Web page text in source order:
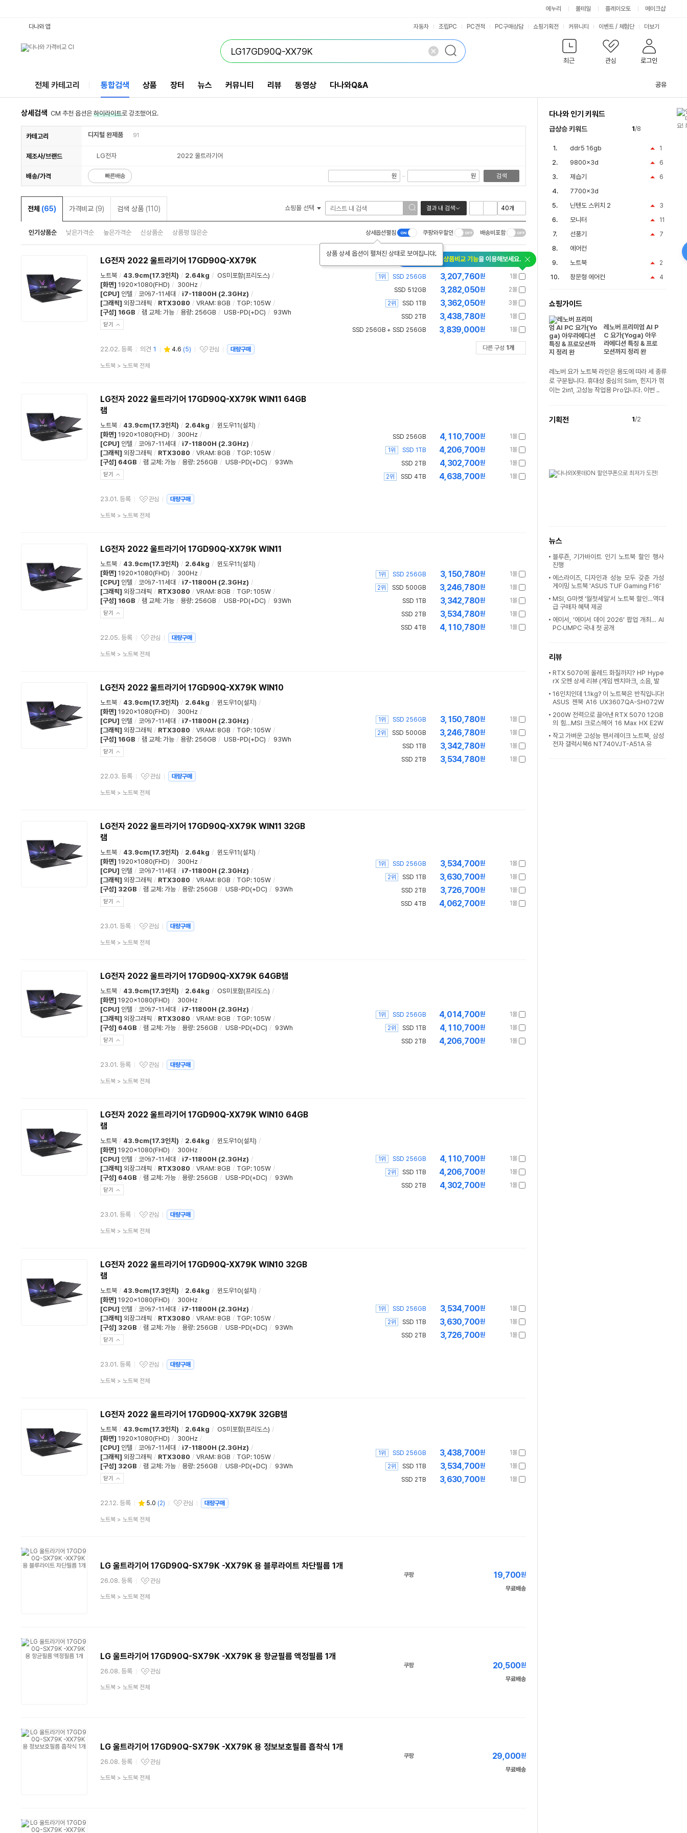
에누리 몰테일 플레이오토 메이크샵
최근 관심 로그인
다나와 앱 자동차 조립PC PC견적 PC구매상담 쇼핑기획전 커뮤니티 이벤트 / 체험단 더보기
전체 카테고리 통합검색 상품 장터 뉴스 커뮤니티 리뷰 동영상 다나와Q&A 공유
상세검색 CM 추천 옵션은 하이라이트로 강조했어요.
카테고리 디지털 완제품 91
제조사/브랜드 LG전자 2022 울트라기어
배송/가격 빠른배송 원 ~ 원 검색
전체 (65) 가격비교 (9) 검색 상품 (110) 쇼핑몰 선택 결과 내 검색
인기상품순 낮은가격순 높은가격순 신상품순 상품평 많은순 상세옵션펼침
상품 상세 옵션이 펼쳐진 상태로 보여집니다.
쿠팡와우할인 배송비포함
LG전자 2022 울트라기어 17GD90Q-XX79K
노트북 / 43.9cm(17.3인치) / 2.64kg / OS미포함(프리도스) /
[화면] 1920x1080(FHD) / 300Hz /
[CPU] 인텔 / 코어i7-11세대 / i7-11800H (2.3GHz) /
[그래픽] 외장그래픽 / RTX3080 / VRAM: 8GB / TGP: 105W /
[구성] 16GB / 램 교체 : 가능 / 용량: 256GB / USB-PD(+DC) / 93Wh
닫기
22.02. 등록 의견 1 4.6 (5)
관심상품
관심 대량구매
상
노트북> 노트북 전체
New 새로워진 상품비교 기능을 이용해보세요.
1몰
3,207,760원
1위
SSD 256GB
2몰
3,282,050원
SSD 512GB
3몰
3,362,050원
2위
SSD 1TB
1몰
3,438,780원
SSD 2TB
1몰
3,839,000원
SSD 256GB + SSD 256GB
다른 구성 1 개
LG전자 2022 울트라기어 17GD90Q-XX79K WIN11 64GB
램
노트북 / 43.9cm(17.3인치) / 2.64kg / 윈도우11(설치) /
[화면] 1920x1080(FHD) / 300Hz /
[CPU] 인텔 / 코어i7-11세대 / i7-11800H (2.3GHz) /
[그래픽] 외장그래픽 / RTX3080 / VRAM: 8GB / TGP: 105W /
[구성] 64GB / 램 교체 : 가능 / 용량: 256GB / USB-PD(+DC) / 93Wh
닫기
23.01. 등록
관심상품
관심 대량구매
상
노트북> 노트북 전체
1몰
4,110,700원
SSD 256GB
1몰
4,206,700원
1위
SSD 1TB
1몰
4,302,700원
SSD 2TB
1몰
4,638,700원
2위 SSD 4TB
LG전자 2022 울트라기어 17GD90Q-XX79K WIN11
노트북 / 43.9cm(17.3인치) / 2.64kg / 윈도우11(설치) /
[화면] 1920x1080(FHD) / 300Hz /
[CPU] 인텔 / 코어i7-11세대 / i7-11800H (2.3GHz) /
[그래픽] 외장그래픽 / RTX3080 / VRAM: 8GB / TGP: 105W /
[구성] 16GB / 램 교체 : 가능 / 용량: 256GB / USB-PD(+DC) / 93Wh
닫기
22.05. 등록
관심상품
관심 대량구매
상
노트북> 노트북 전체
1몰
3,150,780원
1위
SSD 256GB
1몰
3,246,780원
2위
SSD 500GB
1몰
3,342,780원
SSD 1TB
1몰
3,534,780원
SSD 2TB
1몰
4,110,780원
SSD 4TB
LG전자 2022 울트라기어 17GD90Q-XX79K WIN10
노트북 / 43.9cm(17.3인치) / 2.64kg / 윈도우10(설치) /
[화면] 1920x1080(FHD) / 300Hz /
[CPU] 인텔 / 코어i7-11세대 / i7-11800H (2.3GHz) /
[그래픽] 외장그래픽 / RTX3080 / VRAM: 8GB / TGP: 105W /
[구성] 16GB / 램 교체 : 가능 / 용량: 256GB / USB-PD(+DC) / 93Wh
닫기
22.03. 등록
관심상품
관심 대량구매
상
노트북> 노트북 전체
1몰
3,150,780원
1위
SSD 256GB
1몰
3,246,780원
2위
SSD 500GB
1몰
3,342,780원
SSD 1TB
1몰
3,534,780원
SSD 2TB
LG전자 2022 울트라기어 17GD90Q-XX79K WIN11 32GB
램
노트북 / 43.9cm(17.3인치) / 2.64kg / 윈도우11(설치) /
[화면] 1920x1080(FHD) / 300Hz /
[CPU] 인텔 / 코어i7-11세대 / i7-11800H (2.3GHz) /
[그래픽] 외장그래픽 / RTX3080 / VRAM: 8GB / TGP: 105W /
[구성] 32GB / 램 교체 : 가능 / 용량: 256GB / USB-PD(+DC) / 93Wh
닫기
23.01. 등록
관심상품
관심 대량구매
상
노트북> 노트북 전체
1몰
3,534,700원
1위
SSD 256GB
1몰
3,630,700원
2위
SSD 1TB
1몰
3,726,700원
SSD 2TB
1몰
4,062,700원
SSD 4TB
LG전자 2022 울트라기어 17GD90Q-XX79K 64GB램
노트북 / 43.9cm(17.3인치) / 2.64kg / OS미포함(프리도스) /
[화면] 1920x1080(FHD) / 300Hz /
[CPU] 인텔 / 코어i7-11세대 / i7-11800H (2.3GHz) /
[그래픽] 외장그래픽 / RTX3080 / VRAM: 8GB / TGP: 105W /
[구성] 64GB / 램 교체 : 가능 / 용량: 256GB / USB-PD(+DC) / 93Wh
닫기
23.01. 등록
관심상품
관심 대량구매
상
노트북> 노트북 전체
1몰
4,014,700원
1위
SSD 256GB
1몰
4,110,700원
2위
SSD 1TB
1몰
4,206,700원
SSD 2TB
LG전자 2022 울트라기어 17GD90Q-XX79K WIN10 64GB
램
노트북 / 43.9cm(17.3인치) / 2.64kg / 윈도우10(설치) /
[화면] 1920x1080(FHD) / 300Hz /
[CPU] 인텔 / 코어i7-11세대 / i7-11800H (2.3GHz) /
[그래픽] 외장그래픽 / RTX3080 / VRAM: 8GB / TGP: 105W /
[구성] 64GB / 램 교체 : 가능 / 용량: 256GB / USB-PD(+DC) / 93Wh
닫기
23.01. 등록
관심상품
관심 대량구매
상
노트북> 노트북 전체
1몰
4,110,700원
1위
SSD 256GB
1몰
4,206,700원
2위
SSD 1TB
1몰
4,302,700원
SSD 2TB
LG전자 2022 울트라기어 17GD90Q-XX79K WIN10 32GB
램
노트북 / 43.9cm(17.3인치) / 2.64kg / 윈도우10(설치) /
[화면] 1920x1080(FHD) / 300Hz /
[CPU] 인텔 / 코어i7-11세대 / i7-11800H (2.3GHz) /
[그래픽] 외장그래픽 / RTX3080 / VRAM: 8GB / TGP: 105W /
[구성] 32GB / 램 교체 : 가능 / 용량: 256GB / USB-PD(+DC) / 93Wh
닫기
23.01. 등록
관심상품
관심 대량구매
상
노트북> 노트북 전체
1몰
3,534,700원
1위
SSD 256GB
1몰
3,630,700원
2위
SSD 1TB
1몰
3,726,700원
SSD 2TB
LG전자 2022 울트라기어 17GD90Q-XX79K 32GB램
노트북 / 43.9cm(17.3인치) / 2.64kg / OS미포함(프리도스) /
[화면] 1920x1080(FHD) / 300Hz /
[CPU] 인텔 / 코어i7-11세대 / i7-11800H (2.3GHz) /
[그래픽] 외장그래픽 / RTX3080 / VRAM: 8GB / TGP: 105W /
[구성] 32GB / 램 교체 : 가능 / 용량: 256GB / USB-PD(+DC) / 93Wh
닫기
22.12. 등록 5.0 (2)
관심상품
관심 대량구매
상
노트북> 노트북 전체
1몰
3,438,700원
1위
SSD 256GB
1몰
3,534,700원
2위
SSD 1TB
1몰
3,630,700원
SSD 2TB
LG 울트라기어 17GD90Q-SX79K -XX79K 용 블루라이트 차단필름 1개
26.08. 등록
관심상품
관심
상
노트북> 노트북 전체
쿠팡 19,700원
무료배송
LG 울트라기어 17GD90Q-SX79K -XX79K 용 항균필름 액정필름 1개
26.08. 등록
관심상품
관심
상
노트북> 노트북 전체
쿠팡 20,500원
무료배송
LG 울트라기어 17GD90Q-SX79K -XX79K 용 정보보호필름 흡착식 1개
26.08. 등록
관심상품
관심
상
노트북> 노트북 전체
쿠팡 29,000원
무료배송
다나와 인기 키워드
급상승 키워드 1/8
1
ddr5 16gb
6
9800x3d
6
제습기
7700x3d
3
닌텐도 스위치 2
11
모니터
7
선풍기
에어컨
2
노트북
4
창문형 에어컨
쇼핑가이드
레노버 프리미엄 AI P
C 요가(Yoga) 아우
라에디션 특징 & 프로
모션까지 정리 완
레노버 요가 노트북 라인은 용도에 따라 세 종류
로 구분됩니다. 휴대성 중심의 Slim, 힌지가 꺾
이는 2in1, 고성능 작업용 Pro입니다. 이번 ..
기획전 1/2
뉴스
블루죤, 기가바이트 인기 노트북 할인 행사
진행
에스라이즈, 디자인과 성능 모두 갖춘 가성
게이밍 노트북 'ASUS TUF Gaming F16'
MSI, G마켓 ‘월첫세일’서 노트북 할인…역대
급 구매자 혜택 제공
에이서, ‘에이서 데이 2026’ 팝업 개최… AI
PC·UMPC 국내 첫 공개
리뷰
RTX 5070에 올레드 화질까지? HP Hype
rX 오멘 상세 리뷰 (게임 벤치마크, 소음, 발
16인치인데 1.1kg? 이 노트북은 반칙입니다!
ASUS 젠북 A16 UX3607QA-SH072W
[노리다]
200W 전력으로 끌어낸 RTX 5070 12GB
의 힘…MSI 크로스헤어 16 Max HX E2W
GXK-U9+ QHD+ OLE
작고 가벼운 고성능 팬서레이크 노트북, 삼성
전자 갤럭시북6 NT740VJT-A51A 유